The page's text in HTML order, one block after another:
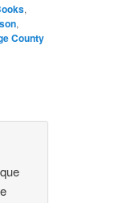
,
,
County